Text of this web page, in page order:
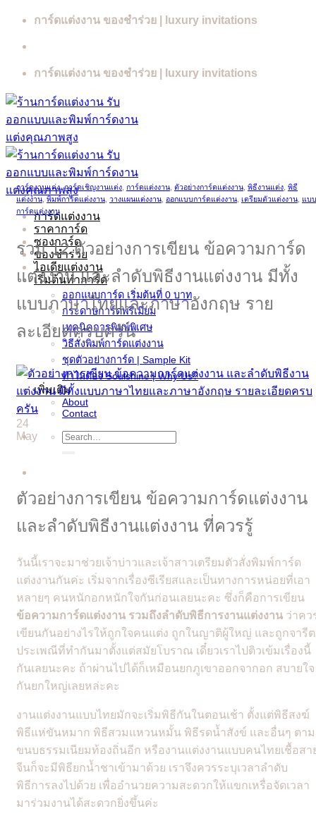
Skip
การ์ดแต่งงาน ของชำร่วย | luxury invitations
การ์ดแต่งงาน ของชำร่วย | luxury invitations
การ์ดแต่งงาน
ราคาการ์ด
ซองการ์ด
ของชำร่วย
ไอเดียแต่งงาน
เริ่มต้นทำการ์ด
ออกแบบการ์ด เริ่มต้นที่ 0 บาท
กระดาษการ์ดพรีเมี่ยม
เทคนิคการพิมพ์พิเศษ
วิธีสั่งพิมพ์การ์ดแต่งงาน
ชุดตัวอย่างการ์ด | Sample Kit
ทำไมต้อง Soulshine | Why Us?
เพิ่มเติม
About
Contact
Search
for:
การ์ดงานแต่ง,การ์ดเชิญงานแต่ง การ์ดแต่งงาน ตัวอย่างการ์ดแต่งงาน พิธีงานแต่ง พิธี
แต่งงาน พิมพ์การ์ดแต่งงาน วางแผนแต่งงาน ออกแบบการ์ดแต่งงาน เตรียมตัวแต่งงาน แบบ
การ์ดแต่งงาน
รวม 12 ตัวอย่างการเขียน ข้อความการ์ด
แต่งงาน และลำดับพิธีงานแต่งงาน มีทั้ง
แบบภาษาไทยและภาษาอังกฤษ ราย
ละเอียดครบครัน
24
May
ตัวอย่างการเขียน ข้อความการ์ดแต่งงาน
และลำดับพิธีงานแต่งงาน ที่ควรรู้
วันนี้เราจะมาช่วยเจ้าบ่าวและเจ้าสาวเตรียมตัวสั่งพิมพ์การ์ด
แต่งงานกันค่ะ เริ่มจากเรื่องซีเรียสและเป็นทางการหน่อยที่เอา
หลายๆ คนหนักอกหนักใจกันก่อนเลยนะคะ ซึ่งก็คือการเขียน
ข้อความการ์ดแต่งงาน รวมถึงลำดับพิธีการงานแต่งงาน ว่าคว
เขียนกันอย่างไรให้ถูกใจคนแต่ง ถูกในญาติผู้ใหญ่ และถูกจารีต
ประเพณีที่ทำกันมาตั้งแต่สมัยโบราณ เดี๋ยวเราไปติวเข้มเรื่องนี้
กันเลยนะคะ ถ้าผ่านไปได้ก็เหมือนยกภูเขาออกจากอก สบายใจ
กันยกใหญ่เลยหล่ะคะ
งานแต่งงานแบบไทยมักจะเริ่มพิธีกันในตอนเช้า ตั้งแต่พิธีสงฆ์
พิธีแห่ขันหมาก พิธีสวมแหวนหมั้น พิธีรดน้ำสังข์ และอื่นๆ ตาม
ขนบธรรมเนียมท้องถิ่นอีก หรืองานแต่งงานแบบคนไทยเชื้อสา
จีนก็จะมีพิธียกน้ำชาเข้ามาด้วย เราจึงควรระบุเวลาลำดับ
พิธีการลงไปด้วย เพื่ออำนวยความสะดวกให้แขกเหรื่อจัดเวลา
มาร่วมงานได้สะดวกยิ่งขึ้นค่ะ